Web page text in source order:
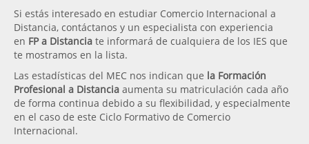
Si estás interesado en estudiar Comercio Internacional a
Distancia, contáctanos y un especialista con experiencia
en FP a Distancia te informará de cualquiera de los IES que
te mostramos en la lista.
Las estadísticas del MEC nos indican que la Formación
Profesional a Distancia aumenta su matriculación cada año
de forma continua debido a su flexibilidad, y especialmente
en el caso de este Ciclo Formativo de Comercio
Internacional.